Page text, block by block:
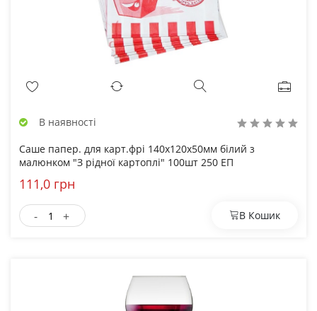
В наявності
Саше папер. для карт.фрі 140х120х50мм білий з
малюнком "З рідної картоплі" 100шт 250 ЕП
111,0 грн
- + В Кошик